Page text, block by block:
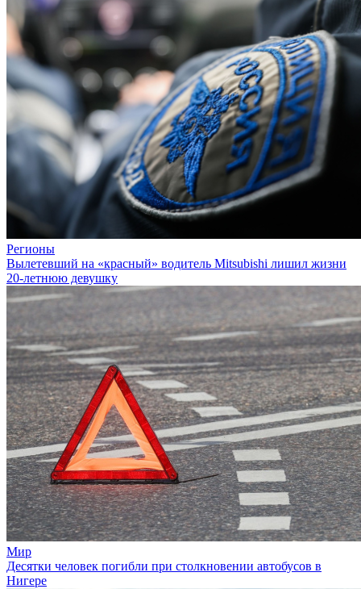
Регионы
Вылетевший на «красный» водитель Mitsubishi лишил жизни
20-летнюю девушку
Мир
Десятки человек погибли при столкновении автобусов в
Нигере